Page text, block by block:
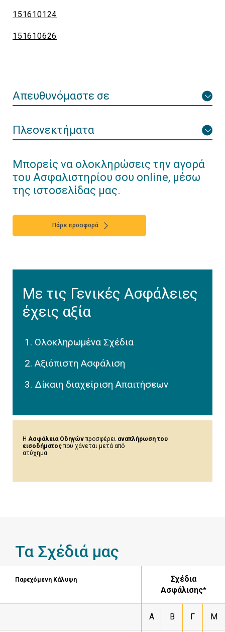
151610124
151610626
Απευθυνόμαστε σε
Πλεονεκτήματα
Μπορείς να ολοκληρώσεις την αγορά
του Ασφαλιστηρίου σου online, μέσω
της ιστοσελίδας μας.
Πάρε προσφορά
Με τις Γενικές Ασφάλειες
έχεις αξία
Ολοκληρωμένα Σχέδια
Αξιόπιστη Ασφάλιση
Δίκαιη διαχείριση Απαιτήσεων
Η Ασφάλεια Οδηγώνπροσφέρει αναπλήρωση του
εισοδήματοςπου χάνεται μετά από
ατύχημα.
Τα Σχέδιά μας
Παρεχόμενη Κάλυψη
Σχέδια
Ασφάλισης*
Α Β Γ Μ